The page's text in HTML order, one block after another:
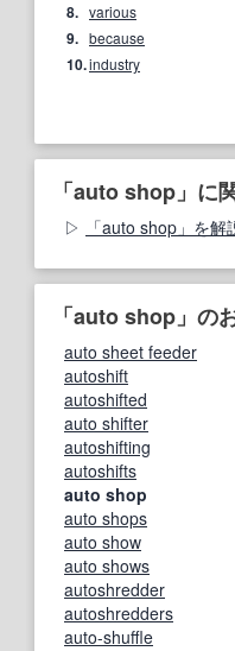
8. various
9. because
10.industry
「auto shop」に
「auto shop」を
「auto shop」の
auto sheet feeder
autoshift
autoshifted
auto shifter
autoshifting
autoshifts
auto shop
auto shops
auto show
auto shows
autoshredder
autoshredders
auto-shuffle